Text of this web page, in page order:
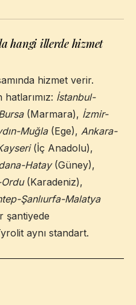
hangi illerde hizmet
hizmet verir.
İstanbul-
(Marmara), İzmir-
Muğla(Ege), Ankara-
(İç Anadolu),
Hatay(Güney),
(Karadeniz),
Şanlıurfa-Malatya
şantiyede
aynı standart.